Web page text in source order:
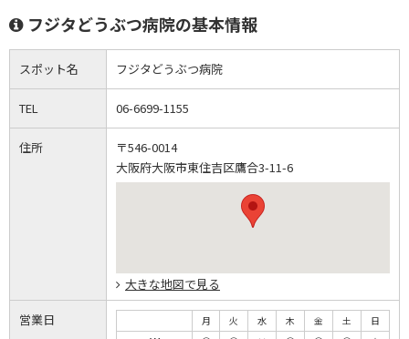
フジタどうぶつ病院の基本情報
スポット名 フジタどうぶつ病院
TEL 06-6699-1155
住所
〒546-0014
大阪府大阪市東住吉区鷹合3-11-6
大きな地図で見る
営業日 月 火 水 木 金 土
日